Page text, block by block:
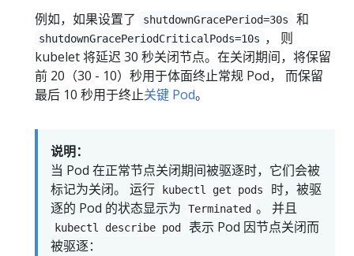
例如，如果设置了 shutdownGracePeriod=30s 和
shutdownGracePeriodCriticalPods=10s ， 则
kubelet 将延迟 30 秒关闭节点。在关闭期间，将保留
前 20（30 - 10）秒用于体面终止常规 Pod， 而保留
最后 10 秒用于终止关键 Pod。
说明：
当 Pod 在正常节点关闭期间被驱逐时，它们会被
标记为关闭。 运行
kubectl get pods
时，被驱
逐的 Pod 的状态显示为
Terminated 。 并且
kubectl describe pod
表示 Pod 因节点关闭而
被驱逐：